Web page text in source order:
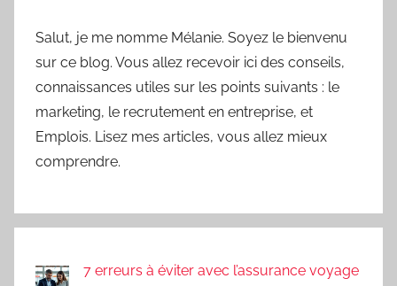
Salut, je me nomme Mélanie. Soyez le bienvenu
sur ce blog. Vous allez recevoir ici des conseils,
connaissances utiles sur les points suivants : le
marketing, le recrutement en entreprise, et
Emplois. Lisez mes articles, vous allez mieux
comprendre.
7 erreurs à éviter avec l’assurance voyage